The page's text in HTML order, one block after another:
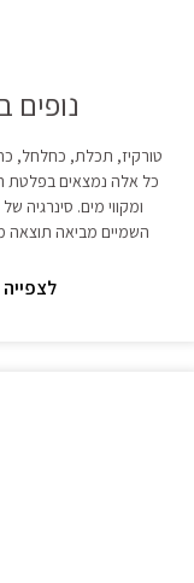
נופים
טורקיז, תכלת, כחלחל,
כל אלה נמצאים בפלטת
ומקווי מים.
השמיים מביאה תוצאה